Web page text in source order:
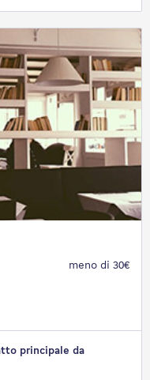
meno di 30€
principale da